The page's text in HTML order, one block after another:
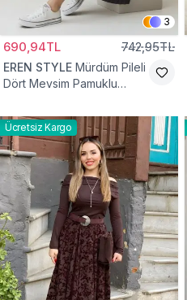
3
690,94TL 742,95TL
EREN STYLE Mürdüm Pileli
Dört Mevsim Pamuklu
Ücretsiz Kargo